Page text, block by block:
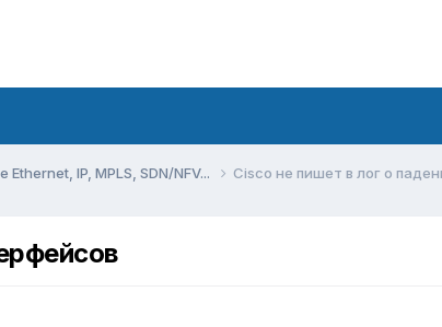
IP, MPLS, SDN/NFV... Cisco не пишет в лог о